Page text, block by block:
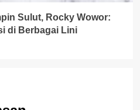
Sulut, Rocky Wowor:
di Berbagai Lini